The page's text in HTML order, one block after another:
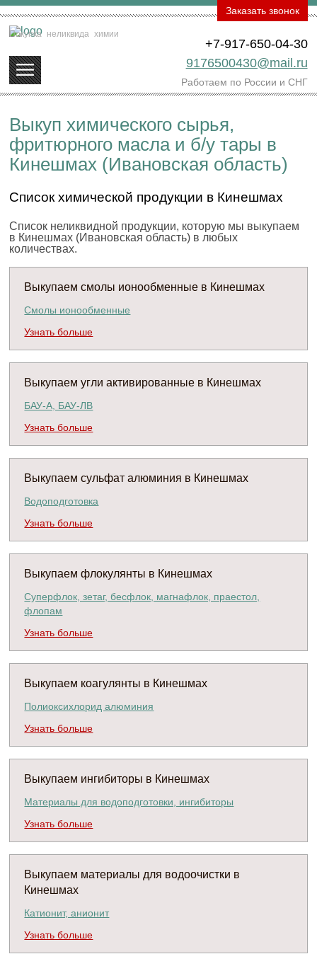
Покупка неликвида химии
+7-917-650-04-30
9176500430@mail.ru
Работаем по России и СНГ
Заказать звонок
Выкуп химического сырья,
фритюрного масла и б/у тары в
Кинешмах (Ивановская область)
Список химической продукции в Кинешмах
Список неликвидной продукции, которую мы выкупаем
в Кинешмах (Ивановская область) в любых
количествах.
Выкупаем смолы ионообменные в Кинешмах
Смолы ионообменные
Узнать больше
Выкупаем угли активированные в Кинешмах
БАУ-А, БАУ-ЛВ
Узнать больше
Выкупаем сульфат алюминия в Кинешмах
Водоподготовка
Узнать больше
Выкупаем флокулянты в Кинешмах
Суперфлок, зетаг, бесфлок, магнафлок, праестол,
флопам
Узнать больше
Выкупаем коагулянты в Кинешмах
Полиоксихлорид алюминия
Узнать больше
Выкупаем ингибиторы в Кинешмах
Материалы для водоподготовки, ингибиторы
Узнать больше
Выкупаем материалы для водоочистки в
Кинешмах
Катионит, анионит
Узнать больше